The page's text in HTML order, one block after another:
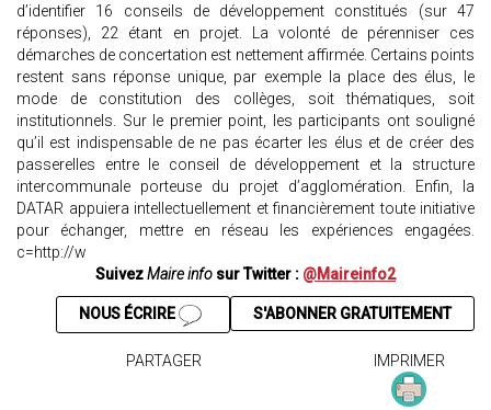
d’identifier 16 conseils de développement constitués (sur 47
réponses), 22 étant en projet. La volonté de pérenniser ces
démarches de concertation est nettement affirmée. Certains points
restent sans réponse unique, par exemple la place des élus, le
mode de constitution des collèges, soit thématiques, soit
institutionnels. Sur le premier point, les participants ont souligné
qu’il est indispensable de ne pas écarter les élus et de créer des
passerelles entre le conseil de développement et la structure
intercommunale porteuse du projet d’agglomération. Enfin, la
DATAR appuiera intellectuellement et financièrement toute initiative
pour échanger, mettre en réseau les expériences engagées.
c=http://w
SuivezMaire info sur Twitter : @Maireinfo2
S'ABONNER GRATUITEMENT
NOUS ÉCRIRE
PARTAGER IMPRIMER